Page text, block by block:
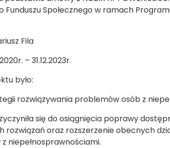
Funduszu Społecznego w ramach
Fila
– 31.12.2023r.
było:
rozwiązywania problemów osób z
się do osiągnięcia poprawy
rozwiązań oraz rozszerzenie obecnych
niepełnosprawnościami.